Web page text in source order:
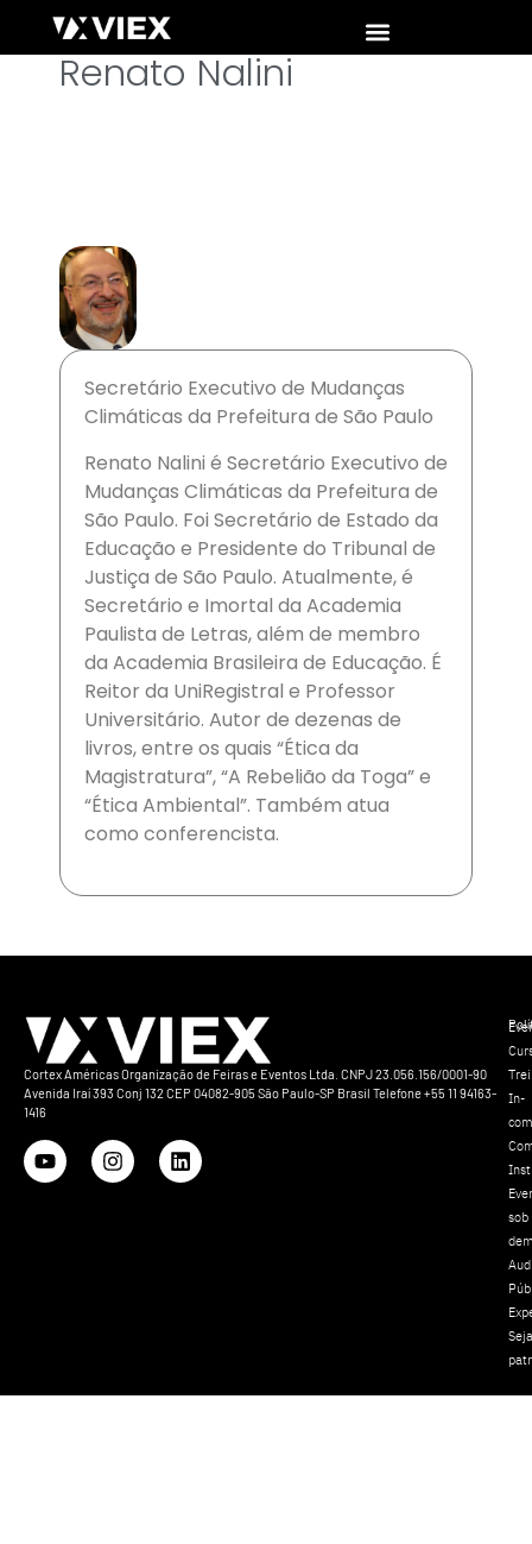
Renato Nalini
Secretário Executivo de Mudanças
Climáticas da Prefeitura de São Paulo
Renato Nalini é Secretário Executivo de
Mudanças Climáticas da Prefeitura de
São Paulo. Foi Secretário de Estado da
Educação e Presidente do Tribunal de
Justiça de São Paulo. Atualmente, é
Secretário e Imortal da Academia
Paulista de Letras, além de membro
da Academia Brasileira de Educação. É
Reitor da UniRegistral e Professor
Universitário. Autor de dezenas de
livros, entre os quais “Ética da
Magistratura”, “A Rebelião da Toga” e
“Ética Ambiental”. Também atua
como conferencista.
Cortex Américas Organização de Feiras e Eventos Ltda. CNPJ 23.056.156/0001-90
Avenida Iraí 393 Conj 132 CEP 04082-905 São Paulo-SP Brasil Telefone +55 11 94163-
1416
In-
sob